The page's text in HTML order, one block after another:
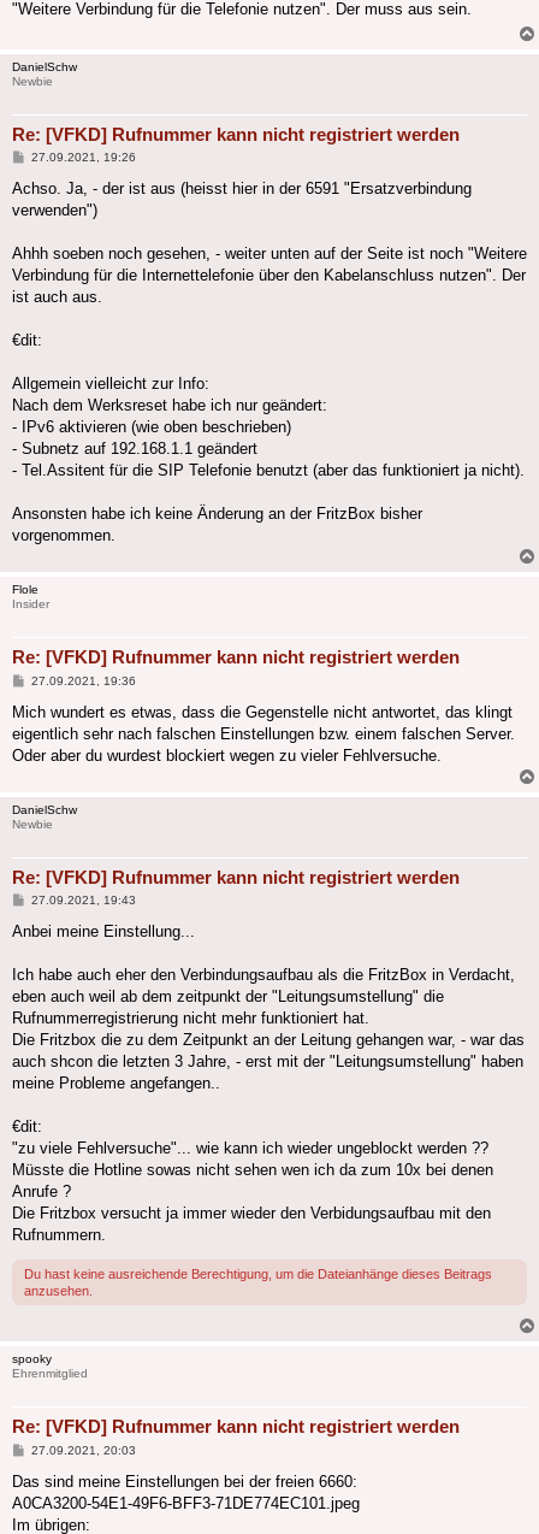
"Weitere Verbindung für die Telefonie nutzen". Der muss aus sein.
DanielSchw
Newbie
Re: [VFKD] Rufnummer kann nicht registriert werden
Beitrag
27.09.2021, 19:26
Achso. Ja, - der ist aus (heisst hier in der 6591 "Ersatzverbindung
verwenden")
Ahhh soeben noch gesehen, - weiter unten auf der Seite ist noch "Weitere
Verbindung für die Internettelefonie über den Kabelanschluss nutzen". Der
ist auch aus.
€dit:
Allgemein vielleicht zur Info:
Nach dem Werksreset habe ich nur geändert:
- IPv6 aktivieren (wie oben beschrieben)
- Subnetz auf 192.168.1.1 geändert
- Tel.Assitent für die SIP Telefonie benutzt (aber das funktioniert ja nicht).
Ansonsten habe ich keine Änderung an der FritzBox bisher
vorgenommen.
Flole
Insider
Re: [VFKD] Rufnummer kann nicht registriert werden
Beitrag
27.09.2021, 19:36
Mich wundert es etwas, dass die Gegenstelle nicht antwortet, das klingt
eigentlich sehr nach falschen Einstellungen bzw. einem falschen Server.
Oder aber du wurdest blockiert wegen zu vieler Fehlversuche.
DanielSchw
Newbie
Re: [VFKD] Rufnummer kann nicht registriert werden
Beitrag
27.09.2021, 19:43
Anbei meine Einstellung...
Ich habe auch eher den Verbindungsaufbau als die FritzBox in Verdacht,
eben auch weil ab dem zeitpunkt der "Leitungsumstellung" die
Rufnummerregistrierung nicht mehr funktioniert hat.
Die Fritzbox die zu dem Zeitpunkt an der Leitung gehangen war, - war das
auch shcon die letzten 3 Jahre, - erst mit der "Leitungsumstellung" haben
meine Probleme angefangen..
€dit:
"zu viele Fehlversuche"... wie kann ich wieder ungeblockt werden ??
Müsste die Hotline sowas nicht sehen wen ich da zum 10x bei denen
Anrufe ?
Die Fritzbox versucht ja immer wieder den Verbidungsaufbau mit den
Rufnummern.
Du hast keine ausreichende Berechtigung, um die Dateianhänge dieses Beitrags
anzusehen.
spooky
Ehrenmitglied
Re: [VFKD] Rufnummer kann nicht registriert werden
Beitrag
27.09.2021, 20:03
Das sind meine Einstellungen bei der freien 6660:
A0CA3200-54E1-49F6-BFF3-71DE774EC101.jpeg
Im übrigen: